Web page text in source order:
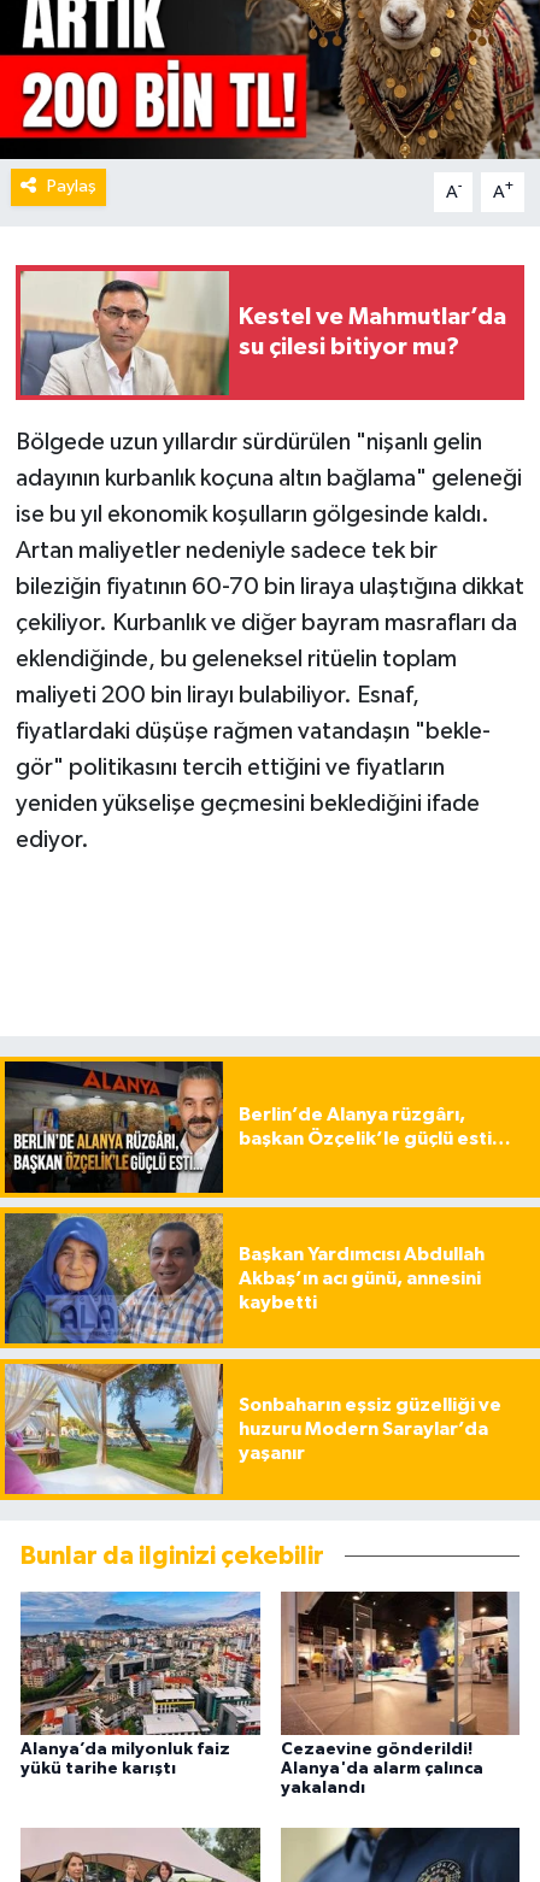
Paylaş A- A+
Kestel ve Mahmutlar’da
su çilesi bitiyor mu?
Bölgede uzun yıllardır sürdürülen "nişanlı gelin
adayının kurbanlık koçuna altın bağlama" geleneği
ise bu yıl ekonomik koşulların gölgesinde kaldı.
Artan maliyetler nedeniyle sadece tek bir
bileziğin fiyatının 60-70 bin liraya ulaştığına dikkat
çekiliyor. Kurbanlık ve diğer bayram masrafları da
eklendiğinde, bu geleneksel ritüelin toplam
maliyeti 200 bin lirayı bulabiliyor. Esnaf,
fiyatlardaki düşüşe rağmen vatandaşın "bekle-
gör" politikasını tercih ettiğini ve fiyatların
yeniden yükselişe geçmesini beklediğini ifade
ediyor.
Berlin’de Alanya rüzgârı,
başkan Özçelik’le güçlü esti…
Başkan Yardımcısı Abdullah
Akbaş’ın acı günü, annesini
kaybetti
Sonbaharın eşsiz güzelliği ve
huzuru Modern Saraylar’da
yaşanır
Bunlar da ilginizi çekebilir
Alanya’da milyonluk faiz
yükü tarihe karıştı
Cezaevine gönderildi!
Alanya'da alarm çalınca
yakalandı